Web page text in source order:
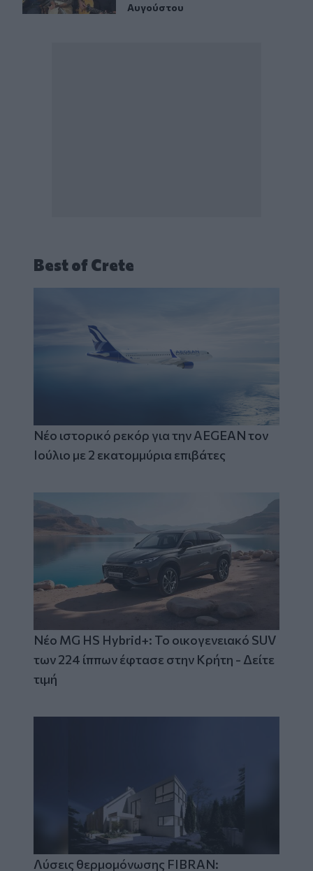
Αυγούστου
Best of Crete
Νέο ιστορικό ρεκόρ για την AEGEAN τον
Ιούλιο με 2 εκατομμύρια επιβάτες
Νέο MG HS Hybrid+: Το οικογενειακό SUV
των 224 ίππων έφτασε στην Κρήτη - Δείτε
τιμή
Λύσεις θερμομόνωσης FIBRAN: